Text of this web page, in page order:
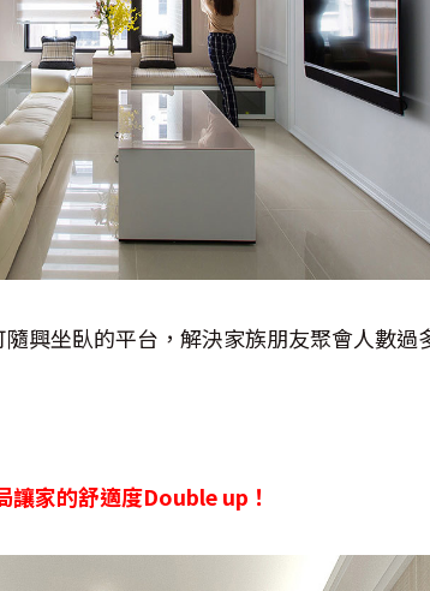
興坐臥的平台，解決家族朋友聚會人數過
讓家的舒適度Double up！